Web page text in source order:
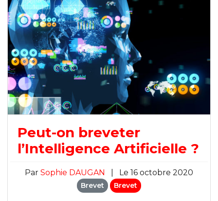
Peut-on breveter
l’Intelligence Artificielle ?
Par Sophie DAUGAN Le 16 octobre 2020
Brevet Brevet